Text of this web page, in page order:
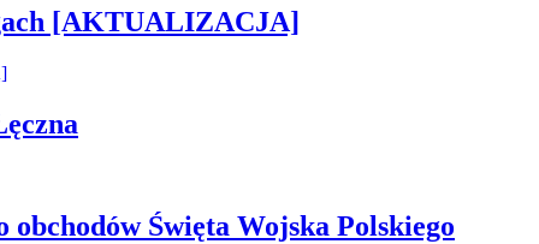
[AKTUALIZACJA]
Święta Wojska Polskiego